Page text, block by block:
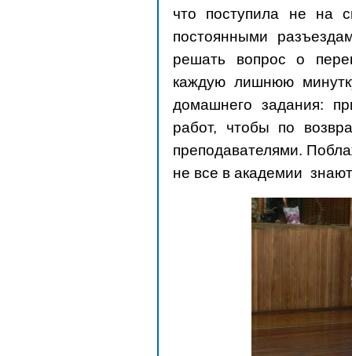
что поступила не на
постоянными
решать вопрос о
каждую лишнюю
домашнего задания:
работ, чтобы по
преподавателями.
не все в академии